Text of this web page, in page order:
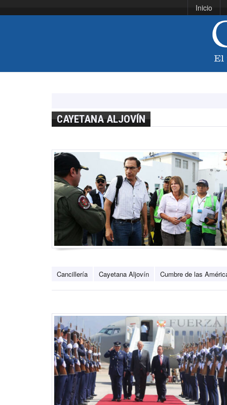
Inicio
CAYETANA ALJOVÍN
Cancillería Cayetana Aljovín Cumbre de las